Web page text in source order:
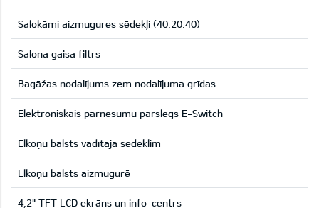
Salokāmi aizmugures sēdekļi (40:20:40)
Salona gaisa filtrs
Bagāžas nodalījums zem nodalījuma grīdas
Elektroniskais pārnesumu pārslēgs E-Switch
Elkoņu balsts vadītāja sēdeklim
Elkoņu balsts aizmugurē
4,2" TFT LCD ekrāns un info-centrs